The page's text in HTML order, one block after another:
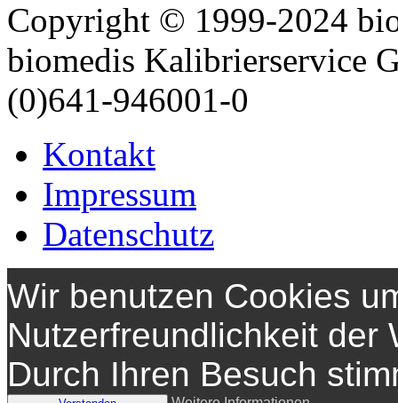
Copyright © 1999-2024
biomedis Kalibrierservice
(0)641-946001-0
Kontakt
Impressum
Datenschutz
Wir benutzen Cookies
Nutzerfreundlichkeit der
Durch Ihren Besuch